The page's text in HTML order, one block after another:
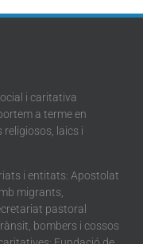
i caritativa
a terme en
religiosos, laics i
i entitats: Apostolat
migrants,
pastoral
bombers i cossos